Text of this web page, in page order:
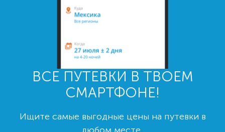
ВСЕ ПУТЕВКИ В ТВОЕМ
СМАРТФОНЕ!
Ищите самые выгодные цены на путевки в